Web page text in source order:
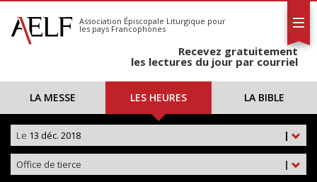
S'abonner
Calendrier
Association Épiscopale Liturgique pour
les pays Francophones
Recevez gratuitement
les lectures du jour par courriel
LA MESSE LES HEURES LA BIBLE
|
Le 13 déc. 2018
|
Office de tierce